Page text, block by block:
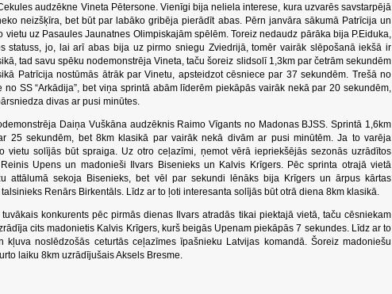
audzēkne Vineta Pētersone. Vienīgi bija neliela interese, kura uzvarēs savstarpējā
neizšķīra, bet būt par labāko gribēja pierādīt abas. Pērn janvāra sākumā Patrīcija un
uz Pasaules Jaunatnes Olimpiskajām spēlēm. Toreiz nedaudz pārāka bija P.Eiduka,
statuss, jo, lai arī abas bija uz pirmo sniegu Zviedrijā, tomēr vairāk slēpošanā iekšā ir
tad savu spēku nodemonstrēja Vineta, taču šoreiz slidsolī 1,3km par četrām sekundēm
Patrīcija nostūmās ātrāk par Vinetu, apsteidzot cēsniece par 37 sekundēm. Trešā no
SS “Arkādija”, bet viņa sprintā abām līderēm piekāpās vairāk nekā par 20 sekundēm,
divas ar pusi minūtes.
Daiņa Vuškāna audzēknis Raimo Vīgants no Madonas BJSS. Sprintā 1,6km
25 sekundēm, bet 8km klasikā par vairāk nekā divām ar pusi minūtēm. Ja to varēja
vietu solījās būt spraiga. Uz otro ceļazīmi, ņemot vērā iepriekšējās sezonās uzrādītos
Upens un madonieši Ilvars Bisenieks un Kalvis Krīgers. Pēc sprinta otrajā vietā
attālumā sekoja Bisenieks, bet vēl par sekundi lēnāks bija Krīgers un ārpus kārtas
Renārs Birkentāls. Līdz ar to ļoti interesanta solījās būt otrā diena 8km klasikā.
konkurents pēc pirmās dienas Ilvars atradās tikai piektajā vietā, taču cēsniekam
cits madonietis Kalvis Krīgers, kurš beigās Upenam piekāpās 7 sekundes. Līdz ar to
kļuva noslēdzošās ceturtās ceļazīmes īpašnieku Latvijas komandā. Šoreiz madoniešu
laiku 8km uzrādījušais Aksels Bresme.